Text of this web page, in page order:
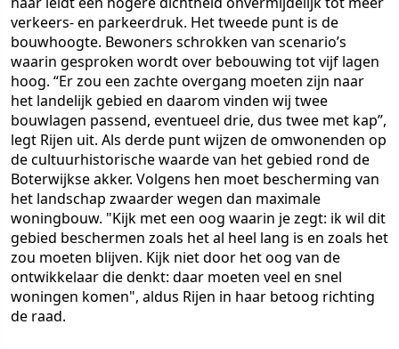
verkeers- en parkeerdruk. Het tweede punt is de
bouwhoogte. Bewoners schrokken van scenario’s
waarin gesproken wordt over bebouwing tot vijf lagen
hoog. “Er zou een zachte overgang moeten zijn naar
het landelijk gebied en daarom vinden wij twee
bouwlagen passend, eventueel drie, dus twee met kap”,
legt Rijen uit. Als derde punt wijzen de omwonenden op
de cultuurhistorische waarde van het gebied rond de
Boterwijkse akker. Volgens hen moet bescherming van
het landschap zwaarder wegen dan maximale
woningbouw. "Kijk met een oog waarin je zegt: ik wil dit
gebied beschermen zoals het al heel lang is en zoals het
zou moeten blijven. Kijk niet door het oog van de
ontwikkelaar die denkt: daar moeten veel en snel
woningen komen", aldus Rijen in haar betoog richting
de raad.